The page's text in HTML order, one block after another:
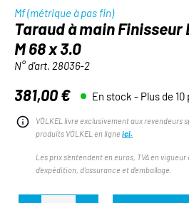
Mf (métrique à pas fin)
Taraud à main Finisseur
M 68 x 3.0
N° d'art. 28036-2
Prix régulier :
381,00 € En stock - Plus de
VÖLKEL livre exclusivement aux revendeurs
produits VÖLKEL en ligne ici.
Les prix s'entendent en euros, TVA en
d'expédition, d'assurance et d'emballage.